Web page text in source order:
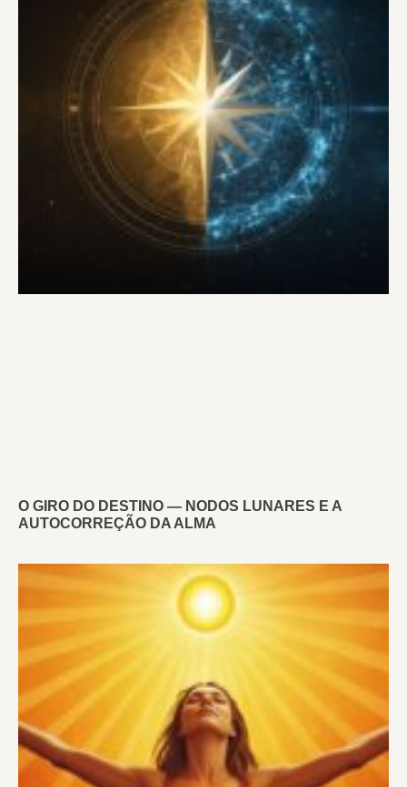
O GIRO DO DESTINO — NODOS LUNARES E A
AUTOCORREÇÃO DA ALMA